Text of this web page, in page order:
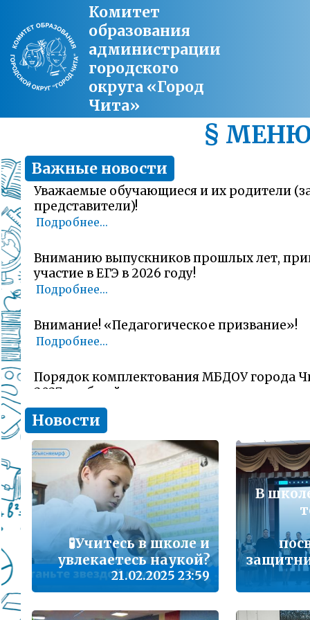
Комитет
образования
администрации
городского
округа «Город
Чита»
§
Важные новости
Уважаемые обучающиеся и их родители
представители)!
Подробнее...
Вниманию выпускников прошлых лет,
участие в ЕГЭ в 2026 году!
Подробнее...
Внимание! «Педагогическое призвание»!
Подробнее...
Порядок комплектования МБДОУ города
2027 учебный год
Подробнее...
Комитет образования Читы напоминает о
заявлений об участии в ГИА-11 (ЕГЭ)
Подробнее...
В сезон гриппа и острых респираторных
наша с Вами общая задача – не допустить
заболеваемости
Подробнее...
Лицам, желающим сдать единый
(далее ЕГЭ) в 2026 году
Новости
🧪Учитесь в школе и
увлекаетесь наукой?
21.02.2025 23:59
В